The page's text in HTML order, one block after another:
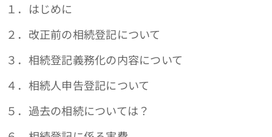
１．はじめに
２．改正前の相続登記について
３．相続登記義務化の内容について
４．相続人申告登記について
５．過去の相続については？